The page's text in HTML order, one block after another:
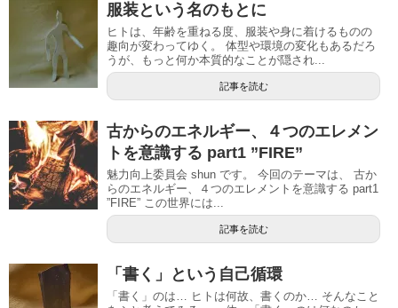
服装という名のもとに
ヒトは、年齢を重ねる度、服装や身に着けるものの
趣向が変わってゆく。 体型や環境の変化もあるだろ
うが、もっと何か本質的なことが隠され...
記事を読む
古からのエネルギー、４つのエレメン
トを意識する part1 ”FIRE”
魅力向上委員会 shun です。 今回のテーマは、 古か
らのエネルギー、４つのエレメントを意識する part1
”FIRE” この世界には...
記事を読む
「書く」という自己循環
「書く」のは… ヒトは何故、書くのか… そんなこと